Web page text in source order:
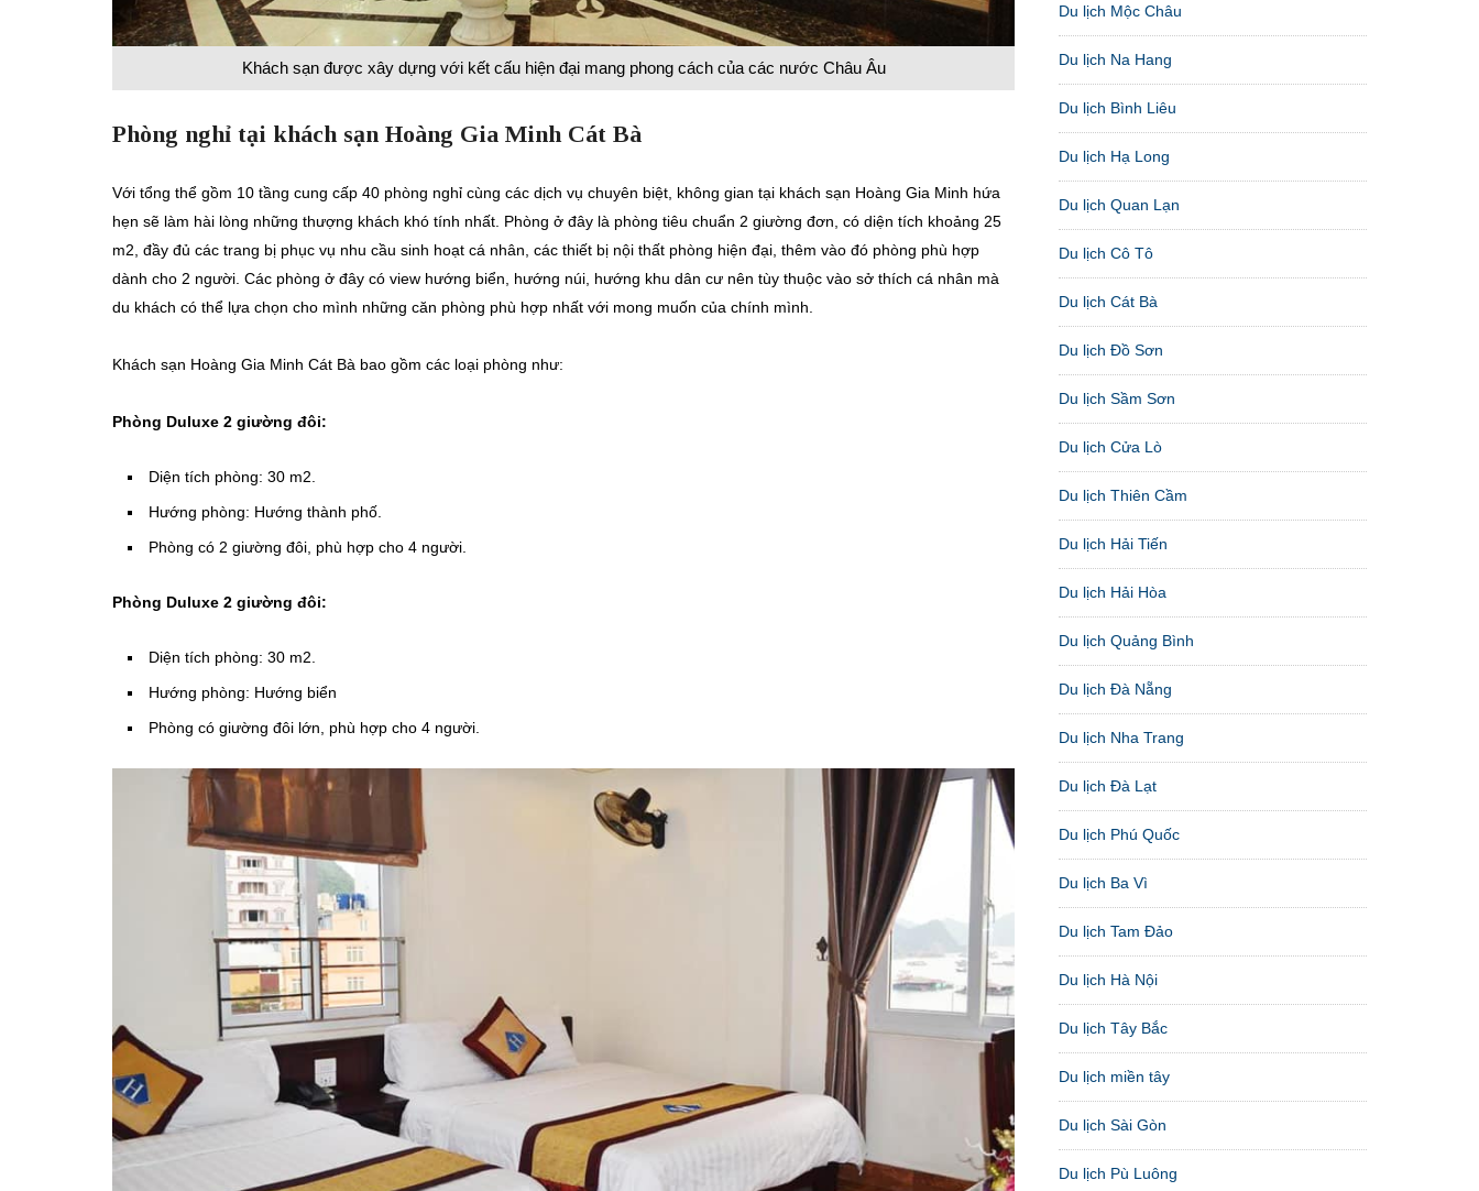
Khách sạn được xây dựng với kết cấu hiện đại mang phong cách của các nước Châu Âu
Phòng nghỉ tại khách sạn Hoàng Gia Minh Cát Bà
Với tổng thể gồm 10 tầng cung cấp 40 phòng nghỉ cùng các dịch vụ chuyên biệt, không gian tại khách sạn Hoàng Gia Minh hứa
hẹn sẽ làm hài lòng những thượng khách khó tính nhất. Phòng ở đây là phòng tiêu chuẩn 2 giường đơn, có diện tích khoảng 25
m2, đầy đủ các trang bị phục vụ nhu cầu sinh hoạt cá nhân, các thiết bị nội thất phòng hiện đại, thêm vào đó phòng phù hợp
dành cho 2 người. Các phòng ở đây có view hướng biển, hướng núi, hướng khu dân cư nên tùy thuộc vào sở thích cá nhân mà
du khách có thể lựa chọn cho mình những căn phòng phù hợp nhất với mong muốn của chính mình.
Khách sạn Hoàng Gia Minh Cát Bà bao gồm các loại phòng như:
Phòng Duluxe 2 giường đôi:
Diện tích phòng: 30 m2.
Hướng phòng: Hướng thành phố.
Phòng có 2 giường đôi, phù hợp cho 4 người.
Phòng Duluxe 2 giường đôi:
Diện tích phòng: 30 m2.
Hướng phòng: Hướng biển
Phòng có giường đôi lớn, phù hợp cho 4 người.
Du lịch Mộc Châu
Du lịch Na Hang
Du lịch Bình Liêu
Du lịch Hạ Long
Du lịch Quan Lạn
Du lịch Cô Tô
Du lịch Cát Bà
Du lịch Đồ Sơn
Du lịch Sầm Sơn
Du lịch Cửa Lò
Du lịch Thiên Cầm
Du lịch Hải Tiến
Du lịch Hải Hòa
Du lịch Quảng Bình
Du lịch Đà Nẵng
Du lịch Nha Trang
Du lịch Đà Lạt
Du lịch Phú Quốc
Du lịch Ba Vì
Du lịch Tam Đảo
Du lịch Hà Nội
Du lịch Tây Bắc
Du lịch miền tây
Du lịch Sài Gòn
Du lịch Pù Luông